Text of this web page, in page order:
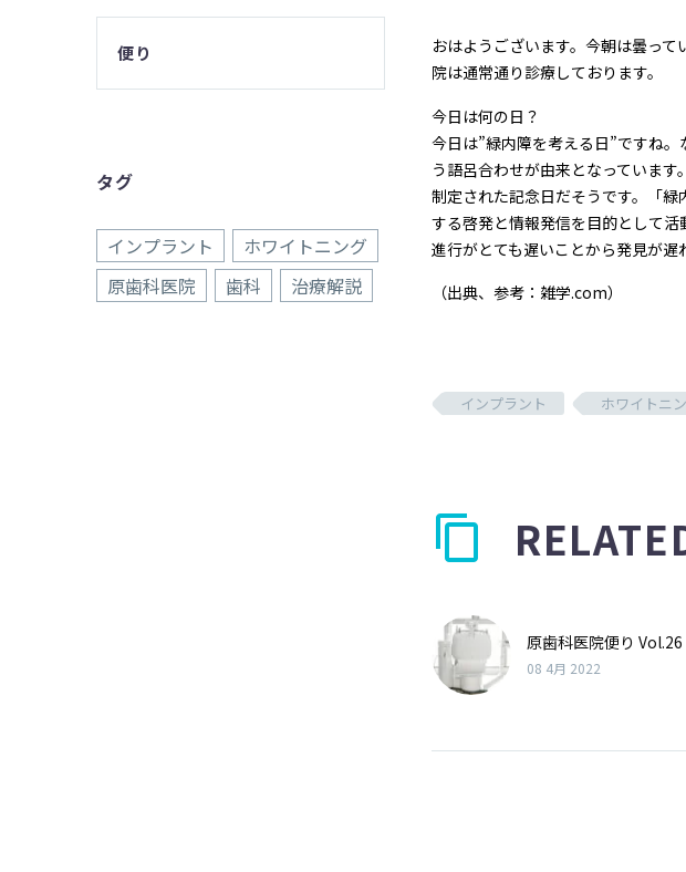
おはようございます。今朝は曇っ
院は通常通り診療しております。
今日は何の日？
今日は”緑内障を考える日”ですね
う語呂合わせが由来となっていま
制定された記念日だそうです。「
する啓発と情報発信を目的として
進行がとても遅いことから発見が遅
（出典、参考：雑学.com）
インプラント ホワイトニ
原歯科医院便り Vol.26
08 4月 2022
便り
タグ
インプラント
ホワイトニング
原歯科医院
歯科 治療解説